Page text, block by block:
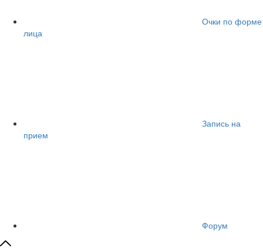
Очки по форме
лица
Запись на
прием
Форум